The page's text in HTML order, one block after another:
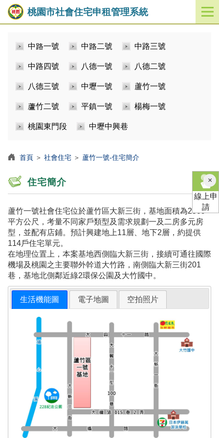
桃園市社會住宅申租管理系統
開
啟
中路一號 中路二號 中路三號
中路四號 八德一號 八德二號
八德三號 中壢一號 蘆竹一號
蘆竹二號 平鎮一號 楊梅一號
桃園東門段 中壢中興巷
首頁 ＞ 社會住宅 ＞ 蘆竹一號-住宅簡介
住宅簡介
蘆竹一號社會住宅位於蘆竹區大新三街，基地面積為2509
平方公尺，考量不同家戶類型及需求規劃一及二房多元房
型，並配有店鋪。預計興建地上11層、地下2層，約提供
114戶住宅單元。
在地理位置上，本案基地西側臨大新三街，接續可通往國際
機場及桃園之主要聯外幹道大竹路，南側臨大新三街201
巷，基地北側鄰近綠2環保公園及大竹國中。
生活機能圖 電子地圖 空拍照片
×關
閉
線上申
請